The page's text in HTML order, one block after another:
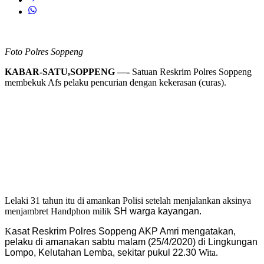
Foto Polres Soppeng
KABAR-SATU,SOPPENG —- Satuan Reskrim Polres Soppeng
membekuk Afs pelaku pencurian dengan kekerasan (curas).
Lelaki 31 tahun itu di amankan Polisi setelah menjalankan aksinya
menjambret Handphon milik SH warga kayangan.
Kasat Reskrim Polres Soppeng AKP Amri mengatakan,
pelaku di amanakan sabtu malam (25/4/2020) di Lingkungan
Lompo, Kelutahan Lemba, sekitar pukul 22.30 Wita.